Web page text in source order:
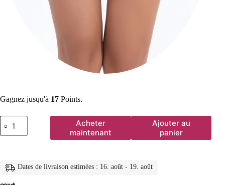
Gagnez jusqu'à 17 Points.
quantité
de
Shorts
haute
Acheter
maintenant
Ajouter au
panier
Dates de livraison estimées : 16. août - 19. août